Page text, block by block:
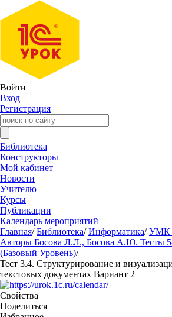
Войти
Вход
Регистрация
Библиотека
Конструкторы
Мой кабинет
Новости
Учителю
Курсы
Публикации
Календарь мероприятий
Главная/ Библиотека/ Информатика/ УМК
Авторы Босова Л.Л., Босова А.Ю. Тесты
(Базовый Уровень)/
Тест 3.4. Структурирование и
текстовых документах Вариант 2
Свойства
Поделиться